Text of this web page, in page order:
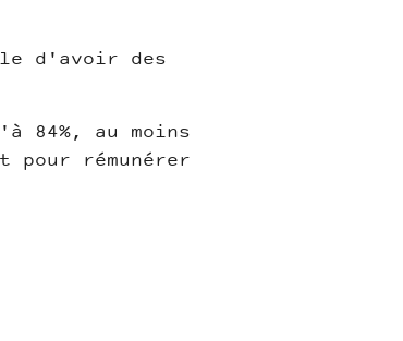
d'avoir des
84%, au moins
rémunérer